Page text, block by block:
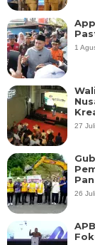
1
27
26